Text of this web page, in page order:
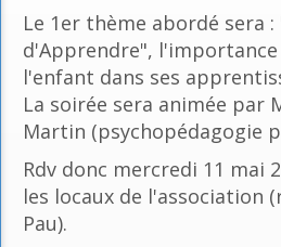
Le 1er thème abordé sera :
d'Apprendre",
l'enfant dans ses
La soirée sera animée par
Martin (psychopédagogie
Rdv donc mercredi 11 mai
les locaux de l'association
Pau).